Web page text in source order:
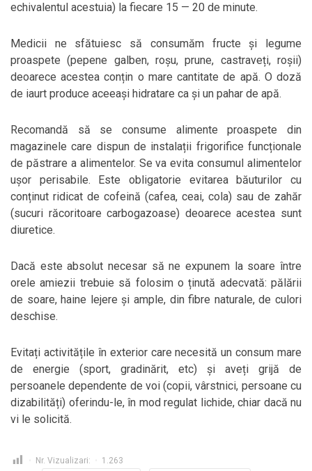
echivalentul acestuia) la fiecare 15 — 20 de minute.
Medicii ne sfătuiesc să consumăm fructe și legume
proaspete (pepene galben, roșu, prune, castraveți, roșii)
deoarece acestea conțin o mare cantitate de apă. O doză
de iaurt produce aceeași hidratare ca și un pahar de apă.
Recomandă să se consume alimente proaspete din
magazinele care dispun de instalații frigorifice funcționale
de păstrare a alimentelor. Se va evita consumul alimentelor
ușor perisabile. Este obligatorie evitarea băuturilor cu
conținut ridicat de cofeină (cafea, ceai, cola) sau de zahăr
(sucuri răcoritoare carbogazoase) deoarece acestea sunt
diuretice.
Dacă este absolut necesar să ne expunem la soare între
orele amiezii trebuie să folosim o ținută adecvată: pălării
de soare, haine lejere și ample, din fibre naturale, de culori
deschise.
Evitați activitățile în exterior care necesită un consum mare
de energie (sport, gradinărit, etc) și aveți grijă de
persoanele dependente de voi (copii, vârstnici, persoane cu
dizabilități) oferindu-le, în mod regulat lichide, chiar dacă nu
vi le solicită.
Nr. Vizualizari: 1.263